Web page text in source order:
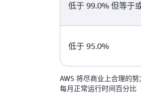
低于 99.0% 但等于
低于 95.0%
AWS 将尽商业上合理的
每月正常运行时间百分比